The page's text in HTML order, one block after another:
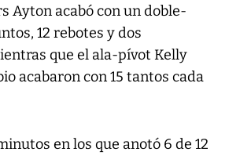
Ayton acabó con un doble-
12 rebotes y dos
que el ala-pívot Kelly
acabaron con 15 tantos cada
en los que anotó 6 de 12